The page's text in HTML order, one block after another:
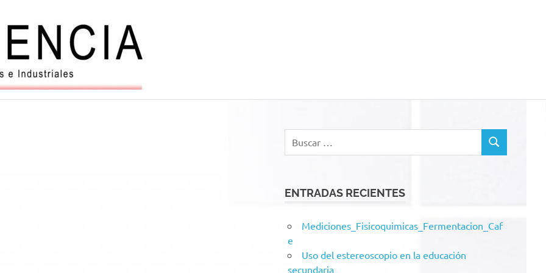
automatizacion
BUSCAR
ENTRADAS RECIENTES
Mediciones_Fisicoquimicas_Fermentacion_Caf
e
Uso del estereoscopio en la educación
secundaria